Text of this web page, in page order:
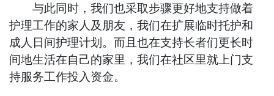
与此同时，我们也采取步骤更好地支持做着
护理工作的家人及朋友，我们在扩展临时托护和
成人日间护理计划。而且也在支持长者们更长时
间地生活在自己的家里，我们在社区里就上门支
持服务工作投入资金。